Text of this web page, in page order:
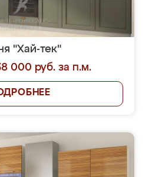
"Хай-тек"
000 руб. за п.м.